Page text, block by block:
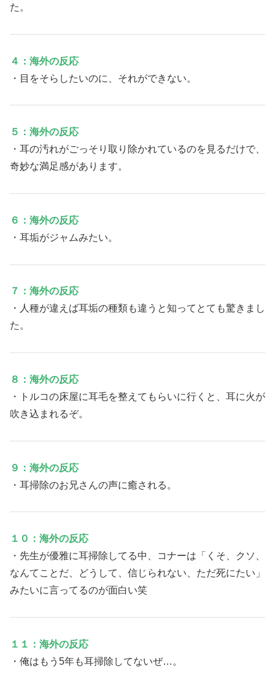
た。
４：海外の反応
・目をそらしたいのに、それができない。
５：海外の反応
・耳の汚れがごっそり取り除かれているのを見るだけで、
奇妙な満足感があります。
６：海外の反応
・耳垢がジャムみたい。
７：海外の反応
・人種が違えば耳垢の種類も違うと知ってとても驚きまし
た。
８：海外の反応
・トルコの床屋に耳毛を整えてもらいに行くと、耳に火が
吹き込まれるぞ。
９：海外の反応
・耳掃除のお兄さんの声に癒される。
１０：海外の反応
・先生が優雅に耳掃除してる中、コナーは「くそ、クソ、
なんてことだ、どうして、信じられない、ただ死にたい」
みたいに言ってるのが面白い笑
１１：海外の反応
・俺はもう5年も耳掃除してないぜ…。